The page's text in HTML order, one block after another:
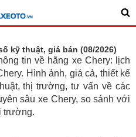
kỹ thuật, giá bán (08/2026)
tin về hãng xe Chery: lịch
Hình ảnh, giá cả, thiết kế
thị trường, tư vấn về các
sâu xe Chery, so sánh với
trường.